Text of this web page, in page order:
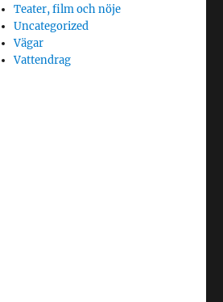
Teater, film och nöje
Uncategorized
Vägar
Vattendrag